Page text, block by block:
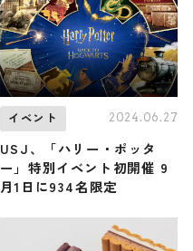
イベント 2024.06.27
USJ、「ハリー・ポッタ
ー」特別イベント初開催 9
月1日に934名限定